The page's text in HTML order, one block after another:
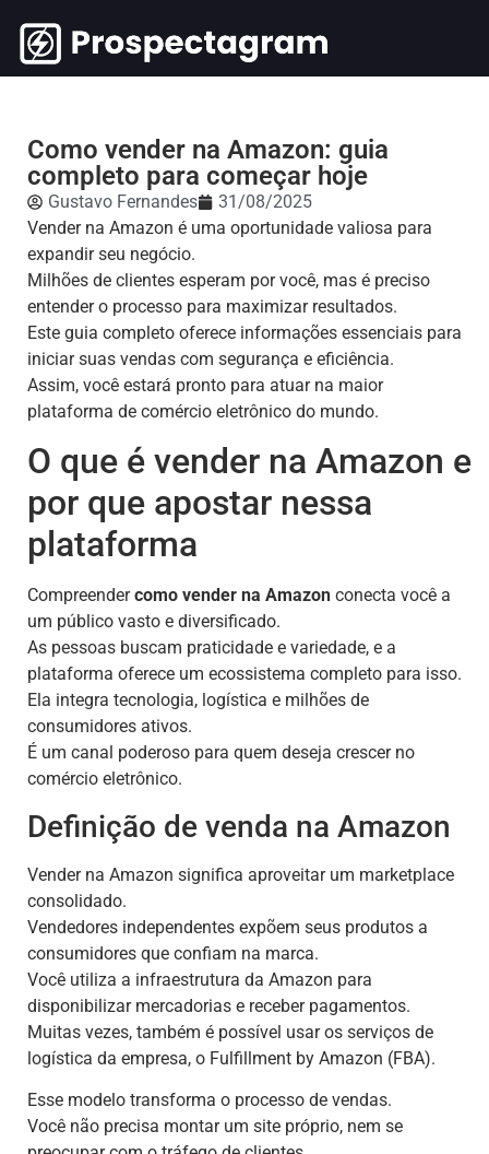
Como vender na Amazon: guia
completo para começar hoje
Gustavo Fernandes
31/08/2025
Vender na Amazon é uma oportunidade valiosa para
expandir seu negócio.
Milhões de clientes esperam por você, mas é preciso
entender o processo para maximizar resultados.
Este guia completo oferece informações essenciais para
iniciar suas vendas com segurança e eficiência.
Assim, você estará pronto para atuar na maior
plataforma de comércio eletrônico do mundo.
O que é vender na Amazon e
por que apostar nessa
plataforma
Compreendercomo vender na Amazon conecta você a
um público vasto e diversificado.
As pessoas buscam praticidade e variedade, e a
plataforma oferece um ecossistema completo para isso.
Ela integra tecnologia, logística e milhões de
consumidores ativos.
É um canal poderoso para quem deseja crescer no
comércio eletrônico.
Definição de venda na Amazon
Vender na Amazon significa aproveitar um marketplace
consolidado.
Vendedores independentes expõem seus produtos a
consumidores que confiam na marca.
Você utiliza a infraestrutura da Amazon para
disponibilizar mercadorias e receber pagamentos.
Muitas vezes, também é possível usar os serviços de
logística da empresa, o Fulfillment by Amazon (FBA).
Esse modelo transforma o processo de vendas.
Você não precisa montar um site próprio, nem se